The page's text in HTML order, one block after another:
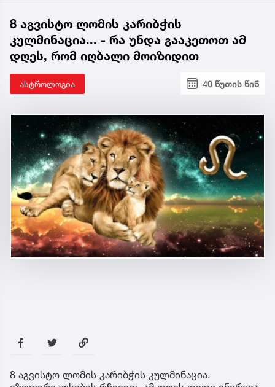
8 აგვისტო ლომის კარიბჭის
კულმინაცია... - რა უნდა გააკეთოთ ამ
დღეს, რომ იღბალი მოიზიდით
ასტროლოგია 40 წუთის წინ
8 აგვისტო ლომის კარიბჭის კულმინაცია.